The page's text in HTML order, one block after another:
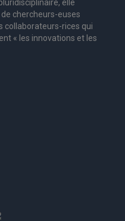
elle
de chercheurs-euses
collaborateurs-rices qui
« les innovations et les